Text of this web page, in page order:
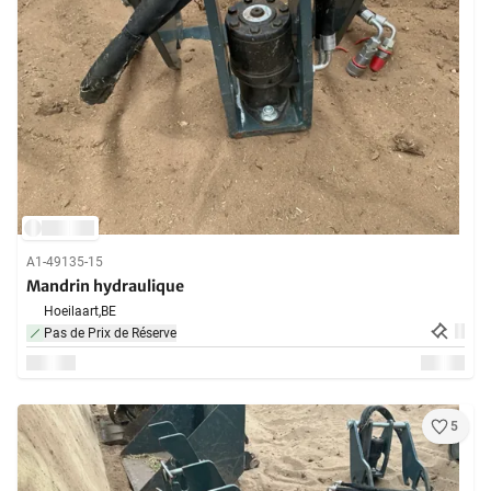
A1-49135-15
Mandrin hydraulique
Hoeilaart,BE
Pas de Prix de Réserve
5